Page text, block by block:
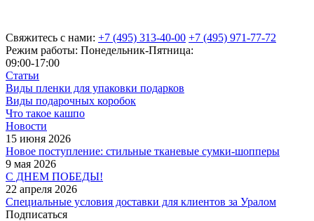
Свяжитесь с нами: +7 (495) 313-40-00 +7 (495) 971-77-72
Режим работы: Понедельник-Пятница:
09:00-17:00
Статьи
Виды пленки для упаковки подарков
Виды подарочных коробок
Что такое кашпо
Новости
15 июня 2026
Новое поступление: стильные тканевые сумки-шопперы
9 мая 2026
С ДНЕМ ПОБЕДЫ!
22 апреля 2026
Специальные условия доставки для клиентов за Уралом
Подписаться